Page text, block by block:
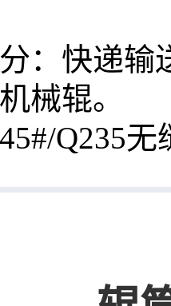
：快递输
械辊。
Q235